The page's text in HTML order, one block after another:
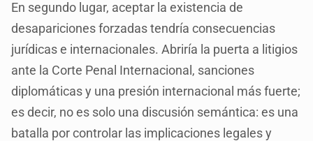
En segundo lugar, aceptar la existencia de
desapariciones forzadas tendría consecuencias
jurídicas e internacionales. Abriría la puerta a litigios
ante la Corte Penal Internacional, sanciones
diplomáticas y una presión internacional más fuerte;
es decir, no es solo una discusión semántica: es una
batalla por controlar las implicaciones legales y